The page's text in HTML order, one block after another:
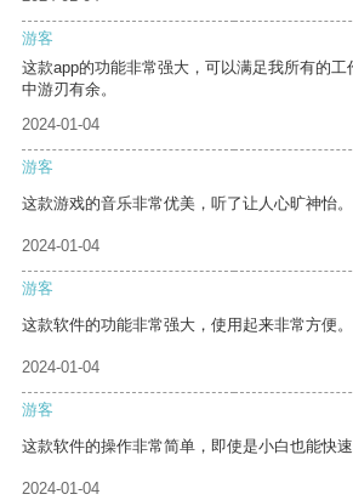
游客
这款app的功能非常强大，可以满足我所有的
中游刃有余。
2024-01-04
游客
这款游戏的音乐非常优美，听了让人心旷神怡。
2024-01-04
游客
这款软件的功能非常强大，使用起来非常方便。
2024-01-04
游客
这款软件的操作非常简单，即使是小白也能快速
2024-01-04